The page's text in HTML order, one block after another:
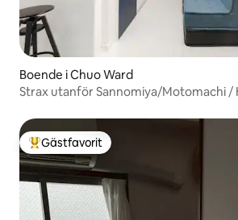
Boende i Chuo Ward
Strax utanför Sannomiya/Motomachi /
Hanakuma-stationen /
långtidsvistelser
Populär gästfavorit
Gästfavorit